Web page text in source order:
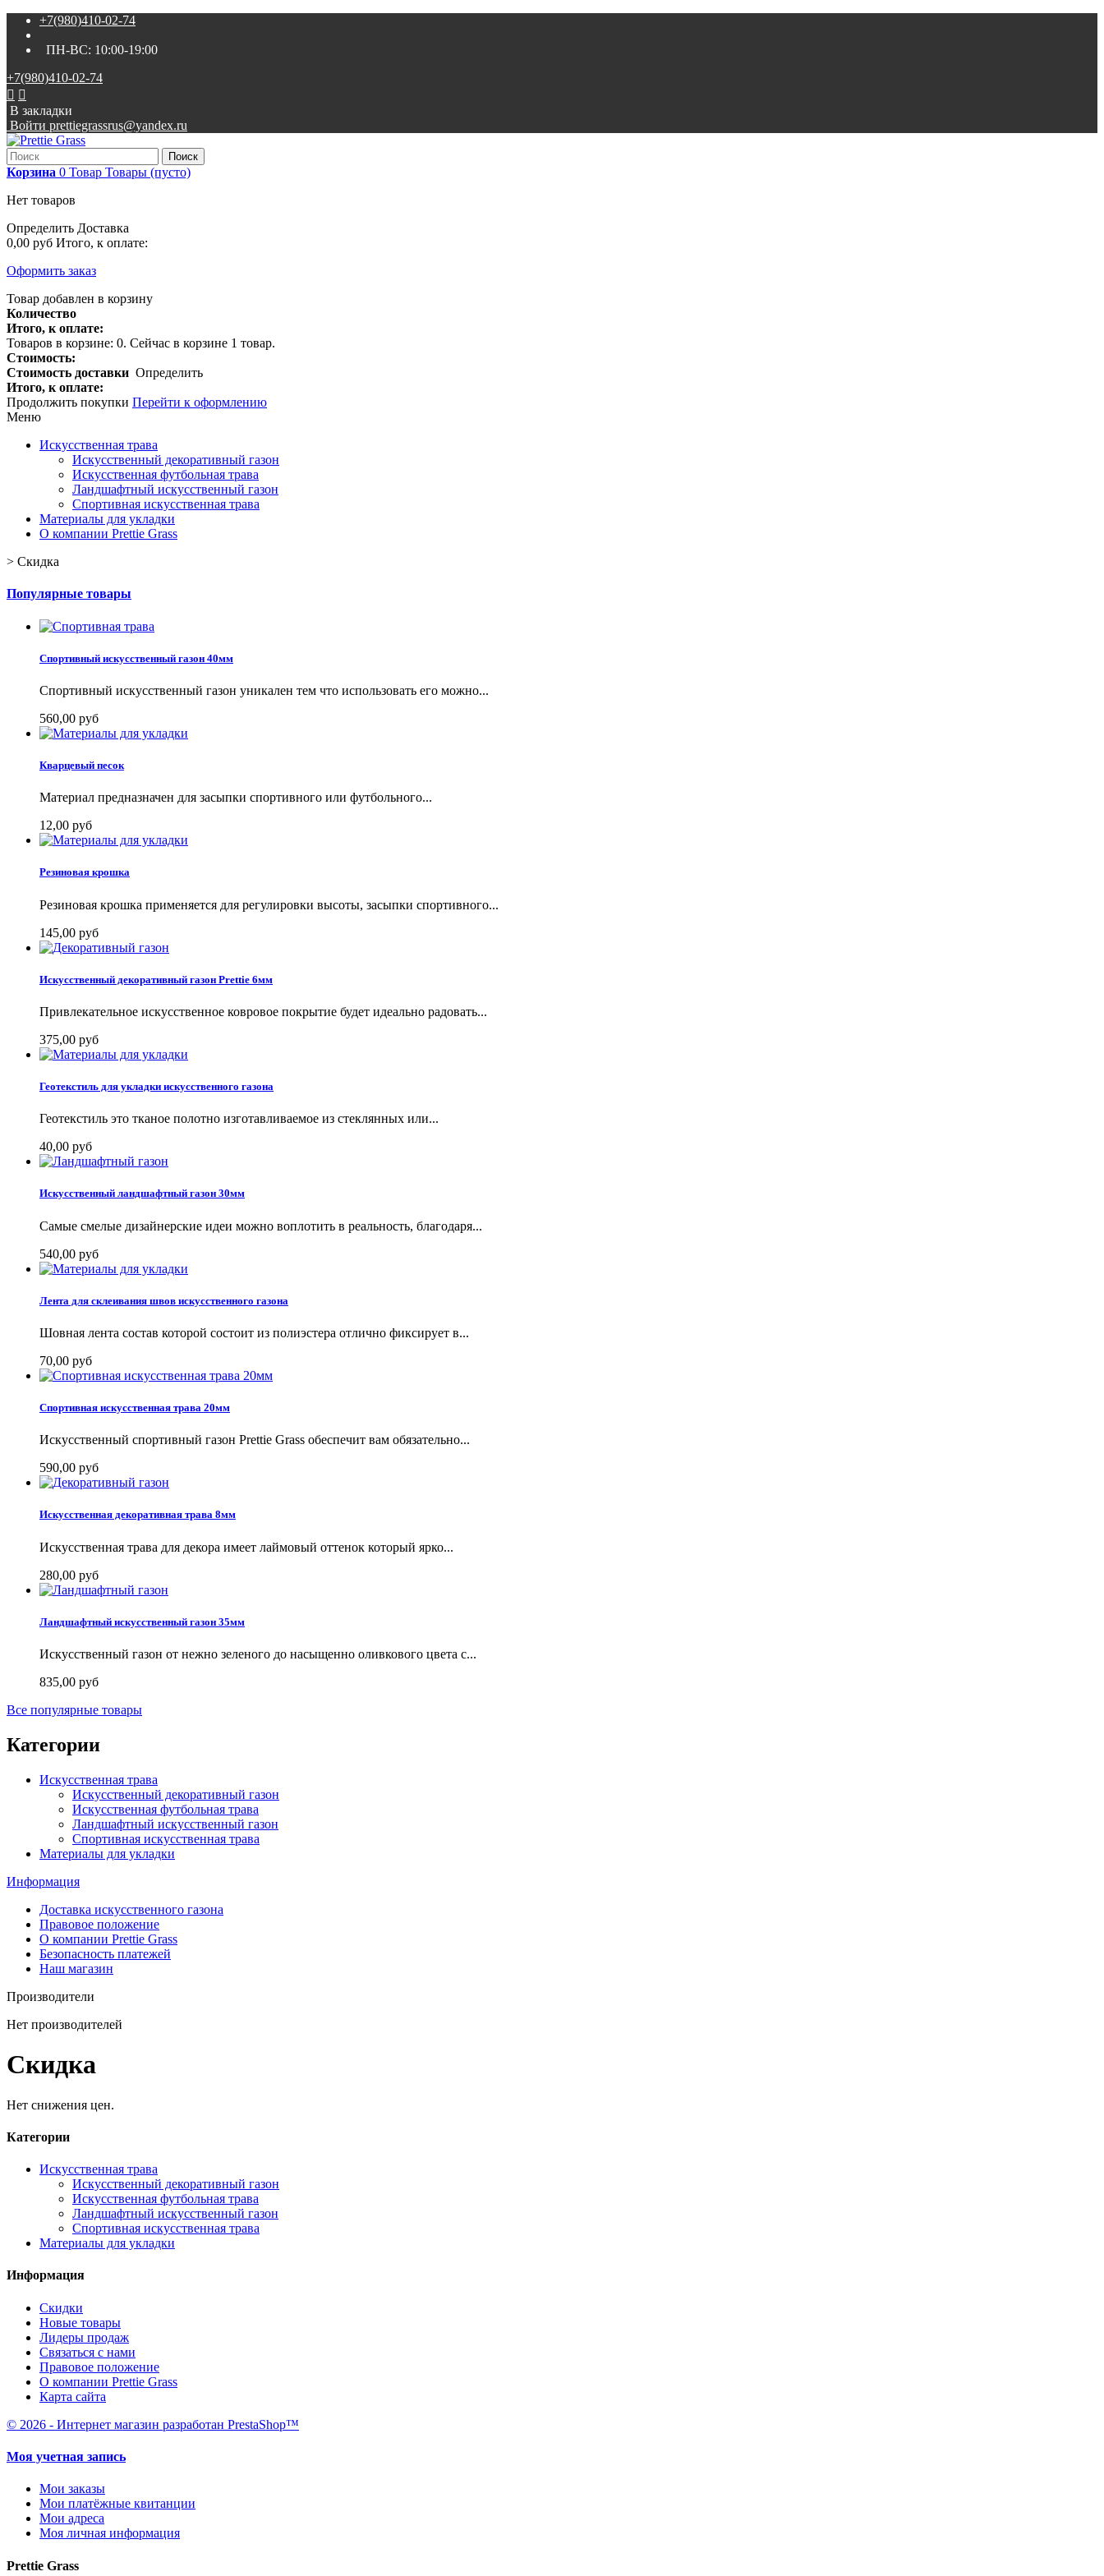
+7(980)410-02-74
ПН-ВС: 10:00-19:00
+7(980)410-02-74
 
В закладки
Войти prettiegrassrus@yandex.ru
Поиск
Корзина 0 Товар Товары (пусто)
Нет товаров
Определить Доставка
0,00 руб Итого, к оплате:
Оформить заказ
Товар добавлен в корзину
Количество
Итого, к оплате:
Товаров в корзине: 0. Сейчас в корзине 1 товар.
Стоимость:
Стоимость доставки Определить
Итого, к оплате:
Продолжить покупки Перейти к оформлению
Меню
Искусственная трава
Искусственный декоративный газон
Искусственная футбольная трава
Ландшафтный искусственный газон
Спортивная искусственная трава
Материалы для укладки
О компании Prettie Grass
> Скидка
Популярные товары
Спортивный искусственный газон 40мм
Спортивный искусственный газон уникален тем что использовать его можно...
560,00 руб
Кварцевый песок
Материал предназначен для засыпки спортивного или футбольного...
12,00 руб
Резиновая крошка
Резиновая крошка применяется для регулировки высоты, засыпки спортивного...
145,00 руб
Искусственный декоративный газон Prettie 6мм
Привлекательное искусственное ковровое покрытие будет идеально радовать...
375,00 руб
Геотекстиль для укладки искусственного газона
Геотекстиль это тканое полотно изготавливаемое из стеклянных или...
40,00 руб
Искусственный ландшафтный газон 30мм
Самые смелые дизайнерские идеи можно воплотить в реальность, благодаря...
540,00 руб
Лента для склеивания швов искусственного газона
Шовная лента состав которой состоит из полиэстера отлично фиксирует в...
70,00 руб
Спортивная искусственная трава 20мм
Искусственный спортивный газон Prettie Grass обеспечит вам обязательно...
590,00 руб
Искусственная декоративная трава 8мм
Искусственная трава для декора имеет лаймовый оттенок который ярко...
280,00 руб
Ландшафтный искусственный газон 35мм
Искусственный газон от нежно зеленого до насыщенно оливкового цвета с...
835,00 руб
Все популярные товары
Категории
Искусственная трава
Искусственный декоративный газон
Искусственная футбольная трава
Ландшафтный искусственный газон
Спортивная искусственная трава
Материалы для укладки
Информация
Доставка искусственного газона
Правовое положение
О компании Prettie Grass
Безопасность платежей
Наш магазин
Производители
Нет производителей
Скидка
Нет снижения цен.
Категории
Искусственная трава
Искусственный декоративный газон
Искусственная футбольная трава
Ландшафтный искусственный газон
Спортивная искусственная трава
Материалы для укладки
Информация
Скидки
Новые товары
Лидеры продаж
Связаться с нами
Правовое положение
О компании Prettie Grass
Карта сайта
© 2026 - Интернет магазин разработан PrestaShop™
Моя учетная запись
Мои заказы
Мои платёжные квитанции
Мои адреса
Моя личная информация
Prettie Grass